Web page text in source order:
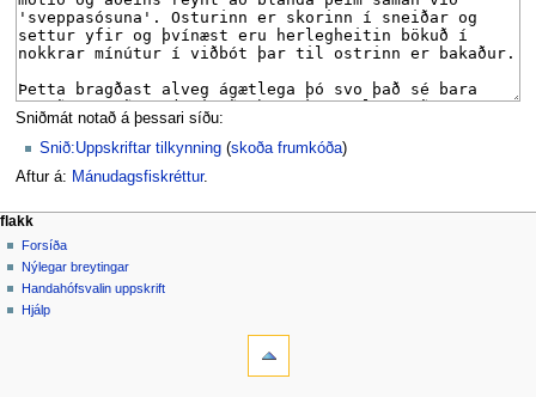
Sniðmát notað á þessari síðu:
Snið:Uppskriftar tilkynning (skoða frumkóða)
Aftur á: Mánudagsfiskréttur.
F
a
k
aðgerðir síðu
síða
spjall
lesa
skoða
persónuleg verkfæri
búa
til
aðgang
skrá
flakk
Forsíða
Nýlegar breytingar
Handahófsvalin uppskrift
Hjálp